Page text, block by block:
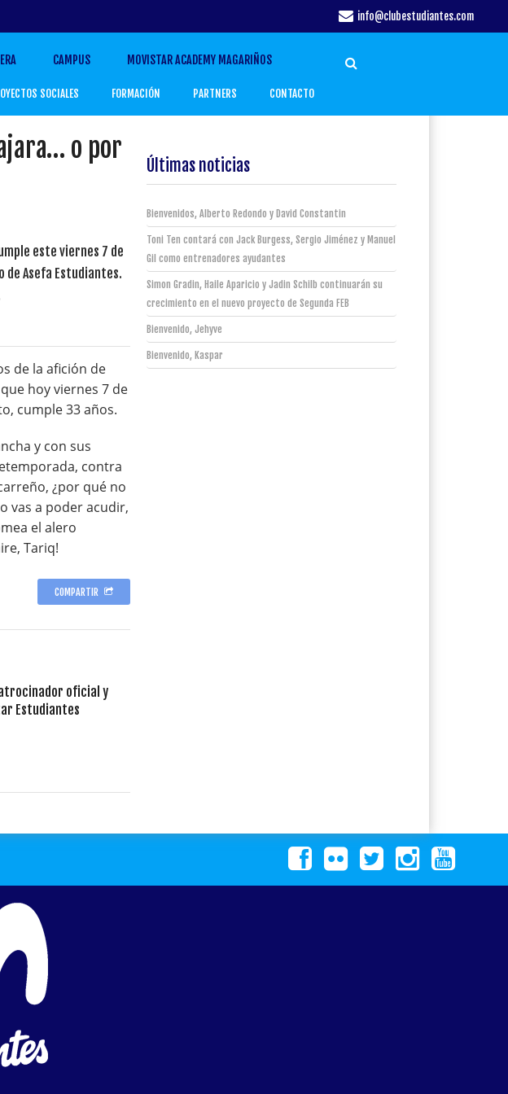
info@clubestudiantes.com
CAMPUS MOVISTAR ACADEMY MAGARIÑOS
SOCIALES FORMACIÓN PARTNERS CONTACTO
o por
este viernes 7 de
de Asefa Estudiantes.
de la afición de
hoy viernes 7 de
cumple 33 años.
y con sus
contra
¿por qué no
vas a poder acudir,
el alero
Tariq!
COMPARTIR
oficial y
Estudiantes
Últimas noticias
Bienvenidos, Alberto Redondo y David Constantin
Toni Ten contará con Jack Burgess, Sergio Jiménez y Manuel
Gil como entrenadores ayudantes
Simon Gradin, Haile Aparicio y Jadin Schilb continuarán su
crecimiento en el nuevo proyecto de Segunda FEB
Bienvenido, Jehyve
Bienvenido, Kaspar